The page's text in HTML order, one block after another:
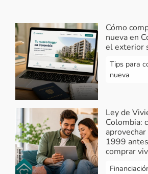
Cómo
nueva en
el exterior
Tips para
nueva
Ley de
Colombia:
1999
comprar